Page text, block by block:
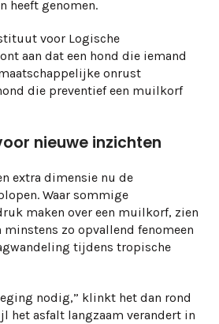
heeft genomen.
voor Logische
aan dat een hond die iemand
onrust
die preventief een muilkorf
nieuwe inzichten
extra dimensie nu de
Waar sommige
maken over een muilkorf, zien
zo opvallend fenomeen
tijdens tropische
nodig,” klinkt het dan rond
het asfalt langzaam verandert in